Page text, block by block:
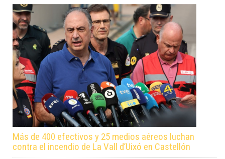
Más de 400 efectivos y 25 medios aéreos luchan
contra el incendio de La Vall d’Uixó en Castellón